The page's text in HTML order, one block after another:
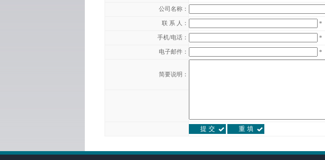
公司名称：
联 系 人：
*
手机/电话：
*
电子邮件：
*
简要说明：